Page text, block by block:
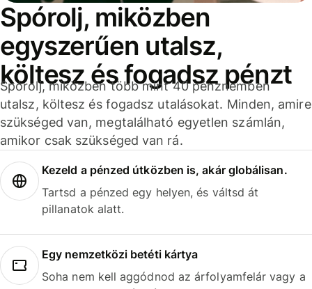
Spórolj, miközben
egyszerűen utalsz,
költesz és fogadsz pénzt
Spórolj, miközben több mint 40 pénznemben
utalsz, költesz és fogadsz utalásokat. Minden, amire
szükséged van, megtalálható egyetlen számlán,
amikor csak szükséged van rá.
Kezeld a pénzed útközben is, akár globálisan.
Tartsd a pénzed egy helyen, és váltsd át
pillanatok alatt.
Egy nemzetközi betéti kártya
Soha nem kell aggódnod az árfolyamfelár vagy a